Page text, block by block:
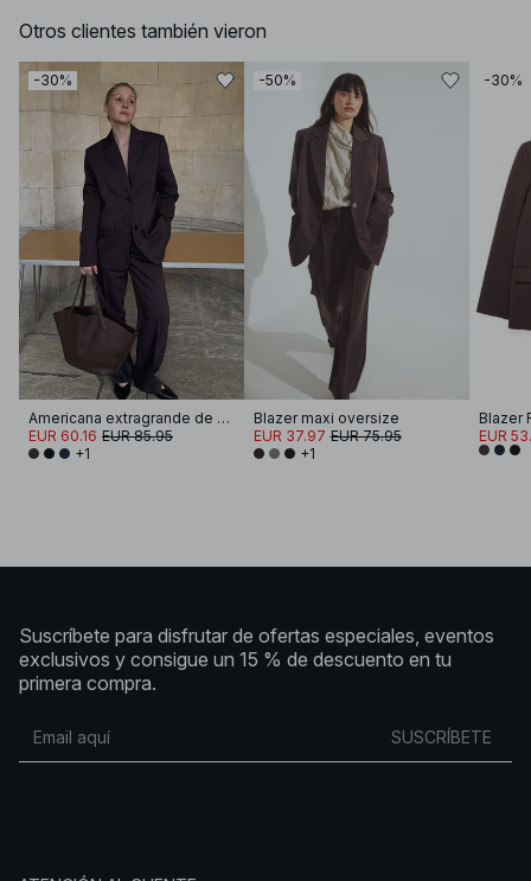
Otros clientes también vieron
-30%
Americana extragrande de sarga
EUR 60.16 EUR 85.95
+1
-50%
Blazer maxi oversize
EUR 37.97 EUR 75.95
+1
-30%
Blazer
EUR
Suscríbete para disfrutar de ofertas especiales, eventos
exclusivos y consigue un 15 % de descuento en tu
primera compra.
SUSCRÍBETE